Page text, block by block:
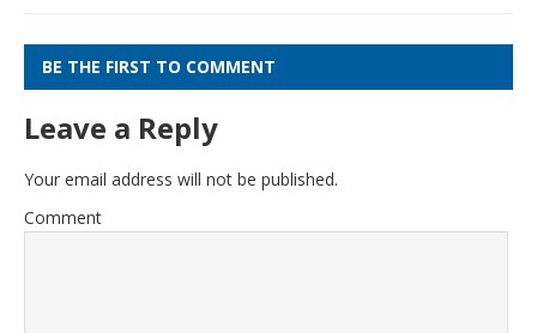
BE THE FIRST TO COMMENT
Leave a Reply
Your email address will not be published.
Comment